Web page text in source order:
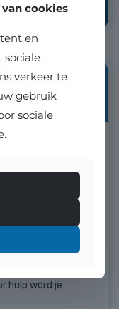
cookies
en
sociale
verkeer te
gebruik
sociale